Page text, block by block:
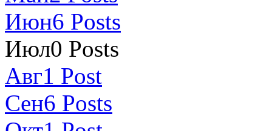
Июн6 Posts
Июл0 Posts
Авг1 Post
Сен6 Posts